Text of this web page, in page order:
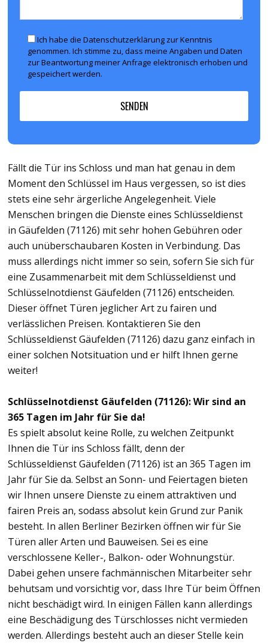
Ich habe die Datenschutzerklärung zur Kenntnis
genommen. Ich stimme zu, dass meine Angaben und Daten
zur Beantwortung meiner Anfrage elektronisch erhoben und
gespeichert werden.
Fällt die Tür ins Schloss und man hat genau in dem
Moment den Schlüssel im Haus vergessen, so ist dies
stets eine sehr ärgerliche Angelegenheit. Viele
Menschen bringen die Dienste eines Schlüsseldienst
in Gäufelden (71126) mit sehr hohen Gebühren oder
auch unüberschaubaren Kosten in Verbindung. Das
muss allerdings nicht immer so sein, sofern Sie sich für
eine Zusammenarbeit mit dem Schlüsseldienst und
Schlüsselnotdienst Gäufelden (71126) entscheiden.
Dieser öffnet Türen jeglicher Art zu fairen und
verlässlichen Preisen. Kontaktieren Sie den
Schlüsseldienst Gäufelden (71126) dazu ganz einfach in
einer solchen Notsituation und er hilft Ihnen gerne
weiter!
Schlüsselnotdienst Gäufelden (71126): Wir sind an
365 Tagen im Jahr für Sie da!
Es spielt absolut keine Rolle, zu welchen Zeitpunkt
Ihnen die Tür ins Schloss fällt, denn der
Schlüsseldienst Gäufelden (71126) ist an 365 Tagen im
Jahr für Sie da. Selbst an Sonn- und Feiertagen bieten
wir Ihnen unsere Dienste zu einem attraktiven und
fairen Preis an, sodass absolut kein Grund zur Panik
besteht. In allen Berliner Bezirken öffnen wir für Sie
Türen aller Arten und Bauweisen. Sei es eine
verschlossene Keller-, Balkon- oder Wohnungstür.
Dabei gehen unsere fachmännischen Mitarbeiter sehr
behutsam und vorsichtig vor, dass Ihre Tür beim Öffnen
nicht beschädigt wird. In einigen Fällen kann allerdings
eine Beschädigung des Türschlosses nicht vermieden
werden. Allerdings besteht auch an dieser Stelle kein